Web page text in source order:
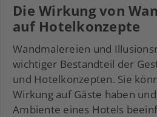
Die Wirkung von
auf Hotelkonzepte
Wandmalereien und
wichtiger Bestandteil der
und Hotelkonzepten. Sie
Wirkung auf Gäste haben
Ambiente eines Hotels